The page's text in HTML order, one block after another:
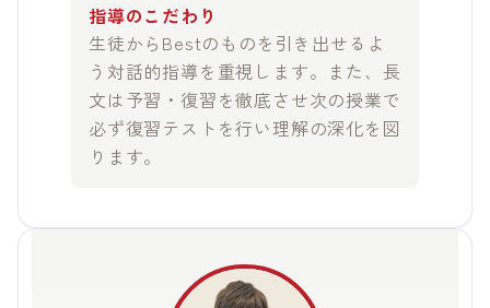
指導のこだわり
生徒からBestのものを引き出せるよ
う対話的指導を重視します。また、長
文は予習・復習を徹底させ次の授業で
必ず復習テストを行い理解の深化を図
ります。